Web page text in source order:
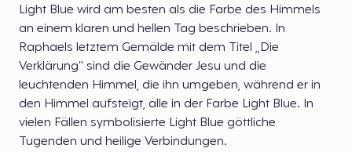
Light Blue wird am besten als die Farbe des Himmels
an einem klaren und hellen Tag beschrieben. In
Raphaels letztem Gemälde mit dem Titel „Die
Verklärung“ sind die Gewänder Jesu und die
leuchtenden Himmel, die ihn umgeben, während er in
den Himmel aufsteigt, alle in der Farbe Light Blue. In
vielen Fällen symbolisierte Light Blue göttliche
Tugenden und heilige Verbindungen.